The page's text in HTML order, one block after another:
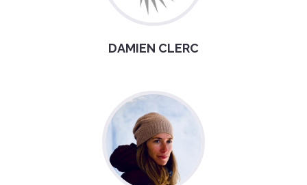
DAMIEN CLERC